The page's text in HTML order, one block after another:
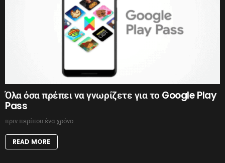
Όλα όσα πρέπει να γνωρίζετε για το Google Play
Pass
πριν περίπου ένα χρόνο
READ MORE